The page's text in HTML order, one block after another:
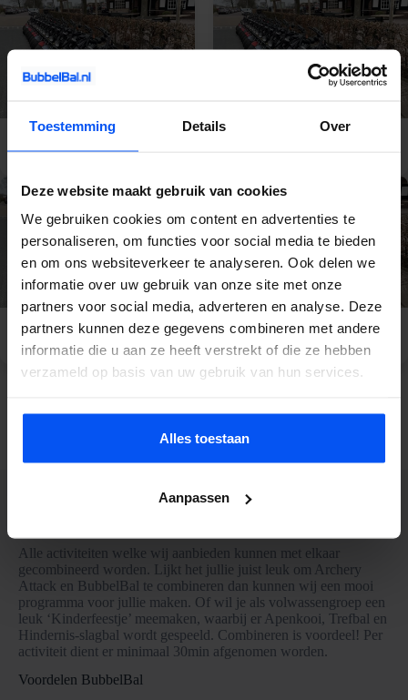
Toestemming Details Over
Deze website maakt gebruik van cookies
We gebruiken cookies om content en advertenties te
personaliseren, om functies voor social media te bieden
en om ons websiteverkeer te analyseren. Ook delen we
informatie over uw gebruik van onze site met onze
partners voor social media, adverteren en analyse. Deze
partners kunnen deze gegevens combineren met andere
informatie die u aan ze heeft verstrekt of die ze hebben
verzameld op basis van uw gebruik van hun services.
Alles toestaan
Aanpassen
E-Chopper
Gelderland
E-Chopper Apeldoorn E-Chopper Nijmegen
Bekijk meer activiteiten
Alle activiteiten welke wij aanbieden kunnen met elkaar
gecombineerd worden. Lijkt het jullie juist leuk om Archery
Attack en BubbelBal te combineren dan kunnen wij een mooi
programma voor jullie maken. Of wil je als volwassengroep een
leuk ‘Kinderfeestje’ meemaken, waarbij er Apenkooi, Trefbal en
Hindernis-slagbal wordt gespeeld. Combineren is voordeel! Per
activiteit dient er minimaal 30min afgenomen worden.
Voordelen BubbelBal